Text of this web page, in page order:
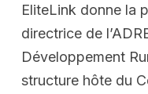
EliteLink donne la
directrice de
Développement
structure hôte du